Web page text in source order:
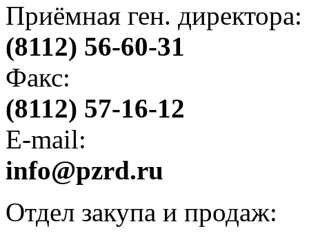
Приёмная ген. директора:
(8112) 56-60-31
Факс:
(8112) 57-16-12
E-mail:
info@pzrd.ru
Отдел закупа и продаж: